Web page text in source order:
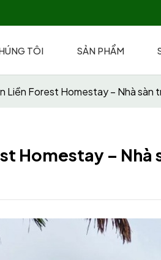
TÔI SẢN PHẨM
Liền Forest Homestay – Nhà
Homestay –